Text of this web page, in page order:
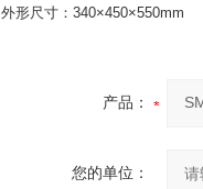
外形尺寸：340×450×550mm
产品：
您的单位：